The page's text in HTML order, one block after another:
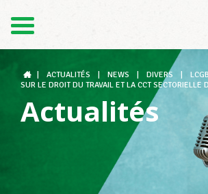
DE
Le LCGB
Structures syndicales
ACTUALITÉS NEWS DIVERS
SUR LE DROIT DU TRAVAIL ET LA CCT SECTORIELLE
Actualités